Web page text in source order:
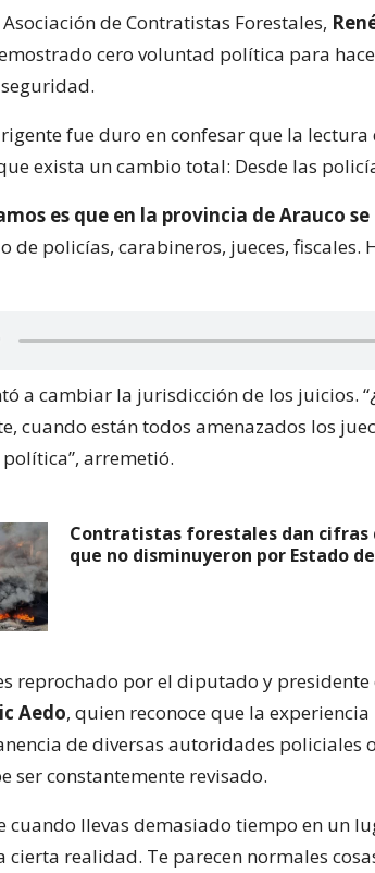
de Contratistas Forestales,
cero voluntad política para
fue duro en confesar que la
exista un cambio total: Desde las
es que en la provincia de Arauco
de policías, carabineros, jueces, fiscales.
a cambiar la jurisdicción de los juicios.
cuando están todos amenazados los
arremetió.
Contratistas forestales dan cifras
que no disminuyeron por Estado
reprochado por el diputado y presidente
Aedo, quien reconoce que la
de diversas autoridades policiales
ser constantemente revisado.
cuando llevas demasiado tiempo en un
cierta realidad. Te parecen normales